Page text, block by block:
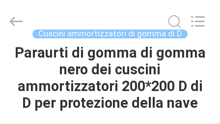
CASA
PRODOTTI
MOSTRA
Products
Reserved.
Cuscini ammortizzatori di gomma di D
Paraurti di gomma di gomma
nero dei cuscini
ammortizzatori 200*200 D di
D per protezione della nave